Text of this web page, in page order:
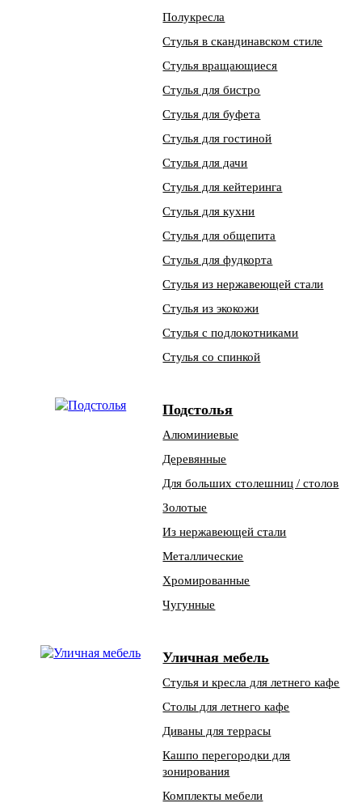
Полукресла
Стулья в скандинавском стиле
Стулья вращающиеся
Стулья для бистро
Стулья для буфета
Стулья для гостиной
Стулья для дачи
Стулья для кейтеринга
Стулья для кухни
Стулья для общепита
Стулья для фудкорта
Стулья из нержавеющей стали
Стулья из экокожи
Стулья с подлокотниками
Стулья со спинкой
Подстолья
Алюминиевые
Деревянные
Для больших столешниц / столов
Золотые
Из нержавеющей стали
Металлические
Хромированные
Чугунные
Уличная мебель
Стулья и кресла для летнего кафе
Столы для летнего кафе
Диваны для террасы
Кашпо перегородки для
зонирования
Комплекты мебели